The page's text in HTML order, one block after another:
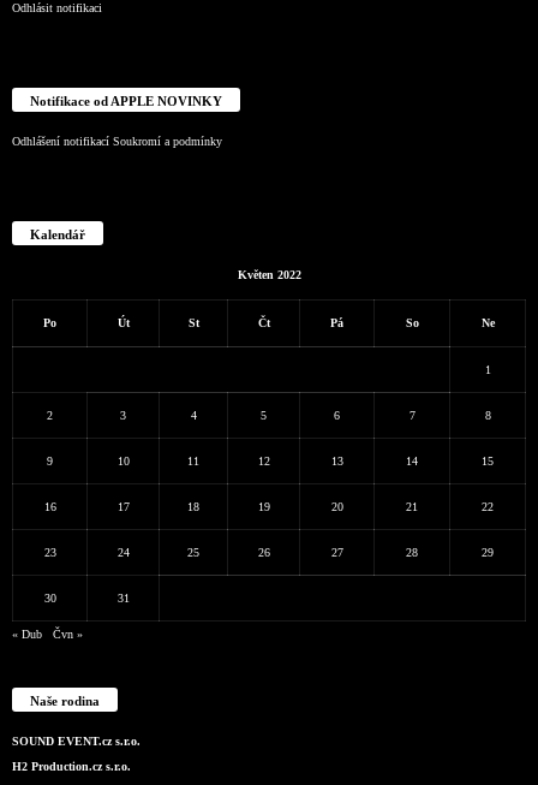
Odhlásit notifikaci
Notifikace od APPLE NOVINKY
Odhlášení notifikací Soukromí a podmínky
Kalendář
Květen 2022
Po Út St Čt Pá So Ne
1
2 3 4 5 6 7 8
9 10 11 12 13 14 15
16 17 18 19 20 21 22
23 24 25 26 27 28 29
30 31
« Dub Čvn »
Naše rodina
SOUND EVENT.cz s.r.o.
H2 Production.cz s.r.o.